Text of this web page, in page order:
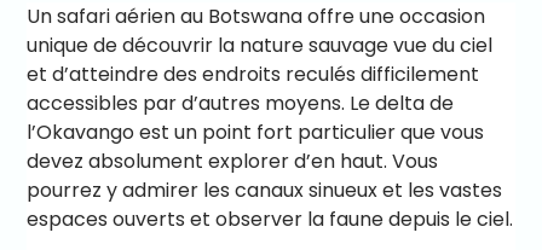
Un safari aérien au Botswana offre une occasion
unique de découvrir la nature sauvage vue du ciel
et d’atteindre des endroits reculés difficilement
accessibles par d’autres moyens. Le delta de
l’Okavango est un point fort particulier que vous
devez absolument explorer d’en haut. Vous
pourrez y admirer les canaux sinueux et les vastes
espaces ouverts et observer la faune depuis le ciel.